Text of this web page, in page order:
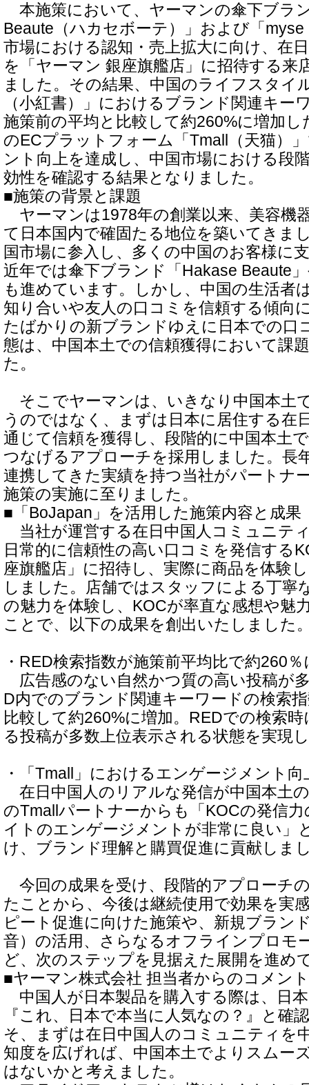
本施策において、ヤーマンの傘下ブラ
Beaute（ハカセボーテ）」および「
市場における認知・売上拡大に向け、在
を「ヤーマン 銀座旗艦店」に招待する来
ました。その結果、中国のライフスタイ
（小紅書）」におけるブランド関連キー
施策前の平均と比較して約260%に増加し
のECプラットフォーム「Tmall（天猫）
ント向上を達成し、中国市場における段
効性を確認する結果となりました。
■施策の背景と課題
ヤーマンは1978年の創業以来、美容機
て日本国内で確固たる地位を築いてきま
国市場に参入し、多くの中国のお客様に
近年では傘下ブランド「Hakase Beaute
も進めています。しかし、中国の生活者
知り合いや友人の口コミを信頼する傾向
たばかりの新ブランドゆえに日本での口
態は、中国本土での信頼獲得において課
た。
そこでヤーマンは、いきなり中国本土
うのではなく、まずは日本に居住する在
通じて信頼を獲得し、段階的に中国本土
つなげるアプローチを採用しました。長
連携してきた実績を持つ当社がパートナ
施策の実施に至りました。
■「BoJapan」を活用した施策内容と成果
当社が運営する在日中国人コミュニテ
日常的に信頼性の高い口コミを発信する
座旗艦店」に招待し、実際に商品を体験
しました。店舗ではスタッフによる丁寧
の魅力を体験し、KOCが率直な感想や魅
ことで、以下の成果を創出いたしました
・RED検索指数が施策前平均比で約260％
広告感のない自然かつ質の高い投稿が
D内でのブランド関連キーワードの検索
比較して約260%に増加。REDでの検索
る投稿が多数上位表示される状態を実現
・「Tmall」におけるエンゲージメント向
在日中国人のリアルな発信が中国本土
のTmallパートナーからも「KOCの発信
イトのエンゲージメントが非常に良い」
け、ブランド理解と購買促進に貢献しま
今回の成果を受け、段階的アプローチ
たことから、今後は継続使用で効果を実
ピート促進に向けた施策や、新規ブラン
音）の活用、さらなるオフラインプロモ
ど、次のステップを見据えた展開を進め
■ヤーマン株式会社 担当者からのコメント
中国人が日本製品を購入する際は、日
『これ、日本で本当に人気なの？』と確
そ、まずは在日中国人のコミュニティを
知度を広げれば、中国本土でよりスムー
はないかと考えました。